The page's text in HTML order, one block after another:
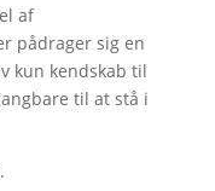
af
pådrager sig en
kun kendskab til
til at stå i